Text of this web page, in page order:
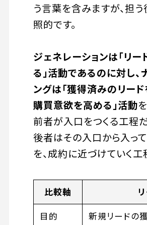
う言葉を含みますが、担
照的です。
ジェネレーションは「リー
る」活動であるのに対し、
ングは「獲得済みのリー
購買意欲を高める」活動
前者が入口をつくる工程
後者はその入口から入っ
を、成約に近づけていく工
比較軸
目的
新規リードの